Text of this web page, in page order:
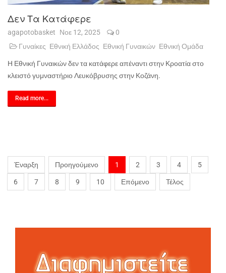
Δεν Τα Κατάφερε
agapotobasket Νοε 12, 2025
0
Γυναίκες Εθνική Ελλάδος Εθνική Γυναικών Εθνική Ομάδα
Η Εθνική Γυναικών δεν τα κατάφερε απέναντι στην Κροατία στο
κλειστό γυμναστήριο Λευκόβρυσης στην Κοζάνη.
Read more...
Έναρξη Προηγούμενο 1 2 3 4 5
6 7 8 9 10 Επόμενο Τέλος